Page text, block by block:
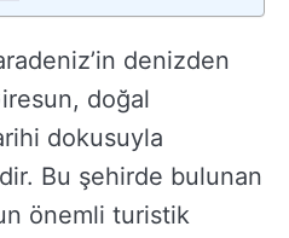
denizden
doğal
dokusuyla
Bu şehirde bulunan
önemli turistik